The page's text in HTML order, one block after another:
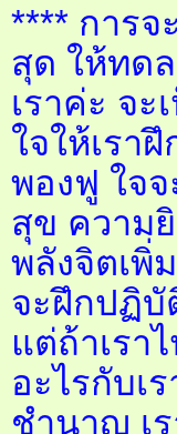
**** การจ
สุด ให้ทด
เราค่ะ จะ
ใจให้เรา
พองฟู ใจ
สุข ความ
พลังจิตเพิ่
จะฝึกปฏิบั
แต่ถ้าเรา
อะไรกับเ
ชำนาญ เ